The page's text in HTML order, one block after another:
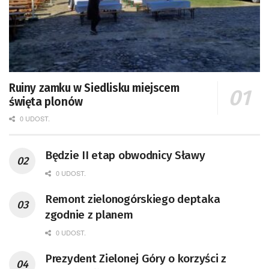
Ruiny zamku w Siedlisku miejscem
święta plonów
0 UDOST.
Będzie II etap obwodnicy Sławy
0 UDOST.
Remont zielonogórskiego deptaka
zgodnie z planem
0 UDOST.
Prezydent Zielonej Góry o korzyści z